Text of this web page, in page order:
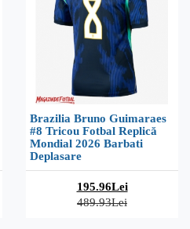
Brazilia Bruno Guimaraes
#8 Tricou Fotbal Replică
Mondial 2026 Barbati
Deplasare
195.96Lei
489.93Lei